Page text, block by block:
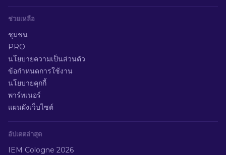
ช่วยเหลือ
ชุมชน
PRO
นโยบายความเป็นส่วนตัว
ข้อกำหนดการใช้งาน
นโยบายคุกกี้
พาร์ทเนอร์
แผนผังเว็บไซต์
อัปเดตล่าสุด
IEM Cologne 2026